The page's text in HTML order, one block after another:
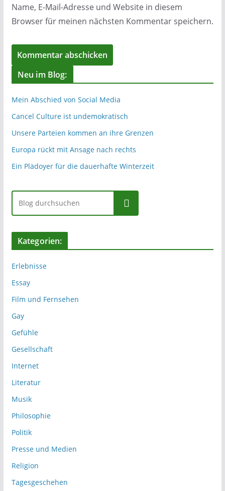
Name, E-Mail-Adresse und Website in diesem
Browser für meinen nächsten Kommentar speichern.
Neu im Blog:
Mein Abschied von Social Media
Cancel Culture ist undemokratisch
Unsere Parteien kommen an ihre Grenzen
Europa rückt mit Ansage nach rechts
Ein Plädoyer für die dauerhafte Winterzeit
Suchen
Kategorien:
Erlebnisse
Essay
Film und Fernsehen
Gay
Gefühle
Gesellschaft
Internet
Literatur
Musik
Philosophie
Politik
Presse und Medien
Religion
Tagesgeschehen